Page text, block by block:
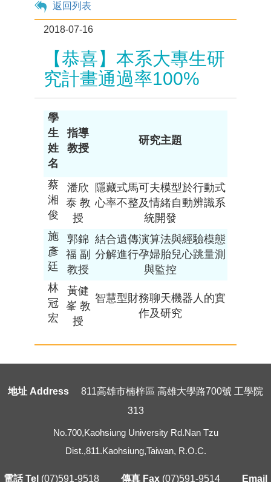
返回列表
2018-07-16
【恭喜】本系大專生研
究計畫通過率100%
學
生
姓
名
指導
教授
研究主題
蔡
湘
俊
潘欣
泰 教
授
隱藏式馬可夫模型於行動式
心率不整及情緒自動辨識系
統開發
施
彥
廷
郭錦
福 副
教授
結合遺傳演算法與經驗模態
分解進行孕婦胎兒心跳量測
與監控
林
冠
宏
黃健
峯 教
授
智慧型財務聊天機器人的實
作及研究
地址 Address 811高雄市楠梓區 高雄大學路700號 工學院
313
No.700,Kaohsiung University Rd.Nan Tzu
Dist.,811.Kaohsiung,Taiwan, R.O.C.
電話 Tel (07)591-9518 傳真 Fax (07)591-9514 Email